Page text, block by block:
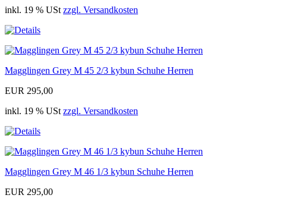
inkl. 19 % UStzzgl. Versandkosten
Magglingen Grey M 45 2/3 kybun Schuhe Herren
EUR 295,00
inkl. 19 % UStzzgl. Versandkosten
Magglingen Grey M 46 1/3 kybun Schuhe Herren
EUR 295,00